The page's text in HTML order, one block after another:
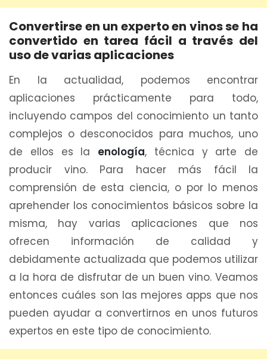
Convertirse en un experto en vinos se ha
convertido en tarea fácil a través del
uso de varias aplicaciones
En la actualidad, podemos encontrar
aplicaciones prácticamente para todo,
incluyendo campos del conocimiento un tanto
complejos o desconocidos para muchos, uno
de ellos es la enología, técnica y arte de
producir vino. Para hacer más fácil la
comprensión de esta ciencia, o por lo menos
aprehender los conocimientos básicos sobre la
misma, hay varias aplicaciones que nos
ofrecen información de calidad y
debidamente actualizada que podemos utilizar
a la hora de disfrutar de un buen vino. Veamos
entonces cuáles son las mejores apps que nos
pueden ayudar a convertirnos en unos futuros
expertos en este tipo de conocimiento.